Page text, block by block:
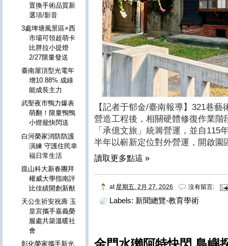
【記者于郁金/臺南報導】321巷
營造工程後，相關硬體修復作業
「承億文旅」統籌營運，並自115
半年以嶄新定位對外營運，開啟園
讀取更多點這 »
at星期五, 2月 27, 2026 沒有留言:
Labels: 新聞總覽-教育學術
置換手術品質新
選項/影音
3處埤塘風景區×西
市場可領超萌卡
比胖拉小提燈
2/27限量發送
臺南屋頂型光電年
增10.88% 成綠
能成長主力
武聖夜市鴨力爆表
萌翻！限量鴨鴨
小燈籠快閃送
白河榮家消防防護
演練 守護住民幸
福日常生活
崑山科大新春團拜
權威大學指南評
比佳績開創新猷
天公生祈安祝壽 玉
皇宮攜手嘉義榮
服處共築溫暖社
會
彰化榮家攜手新光